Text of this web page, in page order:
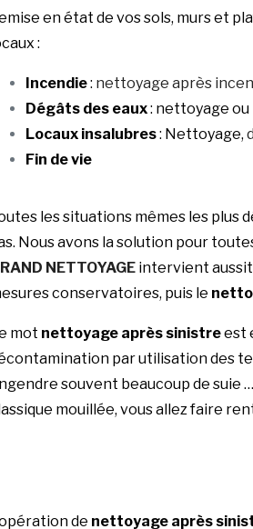
en état de vos sols, murs et
:
Incendie: nettoyage après
Dégâts des eaux: nettoyage
Locaux insalubres: Nettoyage,
Fin de vie
les situations mêmes les plus
Nous avons la solution pour
NETTOYAGE intervient
conservatoires, puis le
mot nettoyage après sinistreest
par utilisation des
souvent beaucoup de suie
mouillée, vous allez faire
de nettoyage après